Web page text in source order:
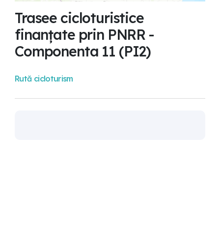
Trasee cicloturistice
finanțate prin PNRR -
Componenta 11 (PI2)
Rută cicloturism